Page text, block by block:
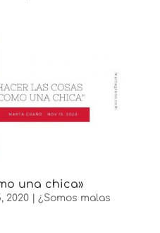
una chica»
2020| ¿Somos malas